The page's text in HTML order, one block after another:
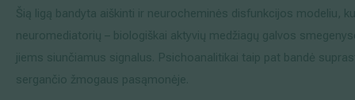
Šią ligą bandyta aiškinti ir neurocheminės disfunkcijos modeliu,
neuromediatorių – biologiškai aktyvių medžiagų galvos
jiems siunčiamus signalus. Psichoanalitikai taip pat bandė
sergančio žmogaus pasąmonėje.